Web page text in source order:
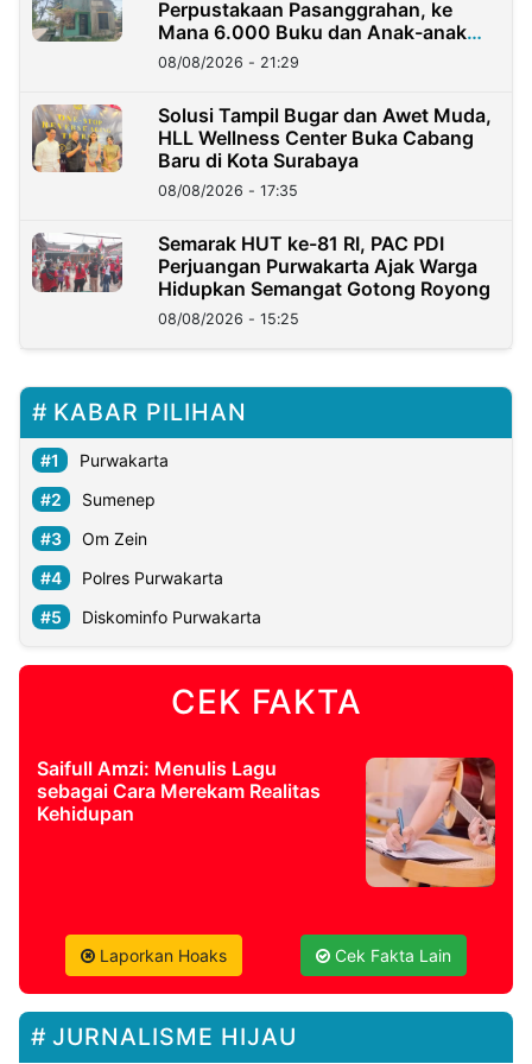
Perpustakaan Pasanggrahan, ke
Mana 6.000 Buku dan Anak-anak
Kini?
08/08/2026 - 21:29
Solusi Tampil Bugar dan Awet Muda,
HLL Wellness Center Buka Cabang
Baru di Kota Surabaya
08/08/2026 - 17:35
Semarak HUT ke-81 RI, PAC PDI
Perjuangan Purwakarta Ajak Warga
Hidupkan Semangat Gotong Royong
08/08/2026 - 15:25
KABAR PILIHAN
Purwakarta
Sumenep
Om Zein
Polres Purwakarta
Diskominfo Purwakarta
CEK FAKTA
Saifull Amzi: Menulis Lagu
sebagai Cara Merekam Realitas
Kehidupan
Laporkan Hoaks Cek Fakta Lain
JURNALISME HIJAU